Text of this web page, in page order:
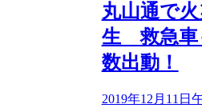
丸山通で
生 救急車
数出動！
2019年12月11日